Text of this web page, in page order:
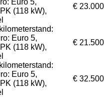
(118 kW),
€ 23.000
Euro 5,
(118 kW),
€ 21.500
Euro 5,
(118 kW),
€ 32.500